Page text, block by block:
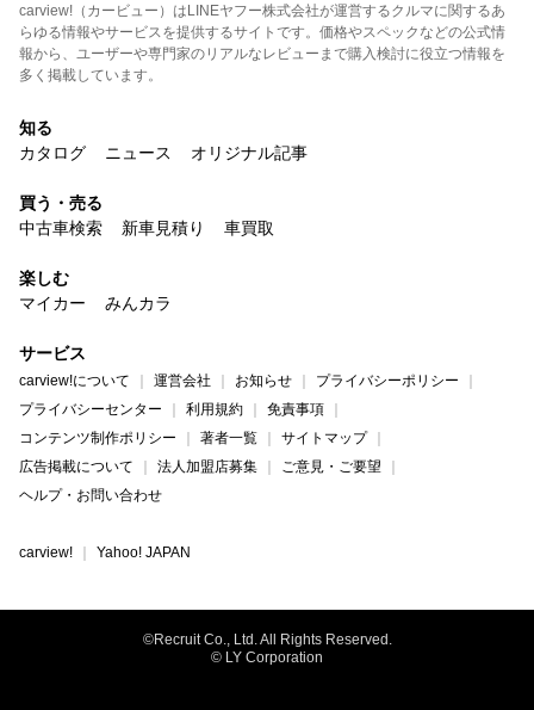
carview!（カービュー）はLINEヤフー株式会社が運営するクルマに関するあ
らゆる情報やサービスを提供するサイトです。価格やスペックなどの公式情
報から、ユーザーや専門家のリアルなレビューまで購入検討に役立つ情報を
多く掲載しています。
知る
カタログ
ニュース オリジナル記事
買う・売る
中古車検索
新車見積り 車買取
楽しむ
マイカー
みんカラ
サービス
carview!について 運営会社 お知らせ
プライバシーポリシー
プライバシーセンター
利用規約
免責事項
コンテンツ制作ポリシー
著者一覧
サイトマップ
広告掲載について
法人加盟店募集
ご意見・ご要望
ヘルプ・お問い合わせ
carview! Yahoo! JAPAN
©Recruit Co., Ltd. All Rights Reserved.
© LY Corporation